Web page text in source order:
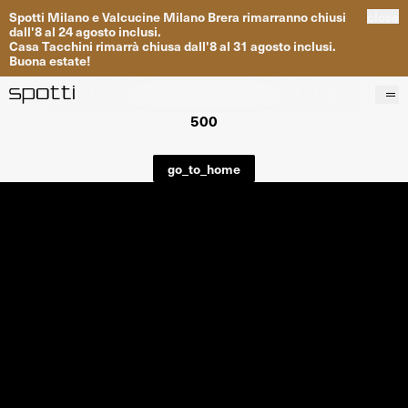
Spotti MilanoeValcucine Milano Brera rimarrannochiusi
dall'8al 24agosto inclusi.
Casa Tacchini rimarrà chiusa dall'8al 31 agosto inclusi.
Buona estate!
Progetti
500
go_to_home